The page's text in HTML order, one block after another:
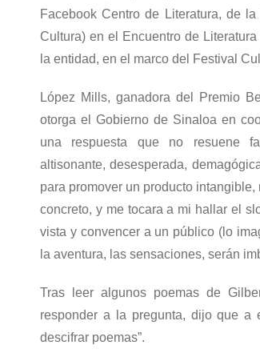
Facebook Centro de Literatura, de la
Cultura) en el Encuentrode Literatura
la entidad, en el marco del Festival
López Mills, ganadora del Premio
otorga el Gobierno de Sinaloa en
una respuesta que no resuene
altisonante, desesperada,
para promover un producto
concreto, y me tocara a mi hallar el
vista yconvencer a un público (lo
la aventura, las sensaciones, serán
Tras leer algunos poemas de
responder a la pregunta, dijo que a
descifrar poemas”.